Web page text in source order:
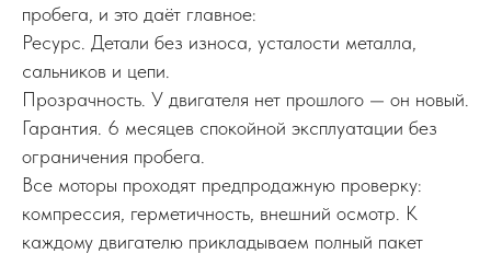
пробега, и это даёт главное:
Ресурс. Детали без износа, усталости металла,
сальников и цепи.
Прозрачность. У двигателя нет прошлого — он новый.
Гарантия. 6 месяцев спокойной эксплуатации без
ограничения пробега.
Все моторы проходят предпродажную проверку:
компрессия, герметичность, внешний осмотр. К
каждому двигателю прикладываем полный пакет